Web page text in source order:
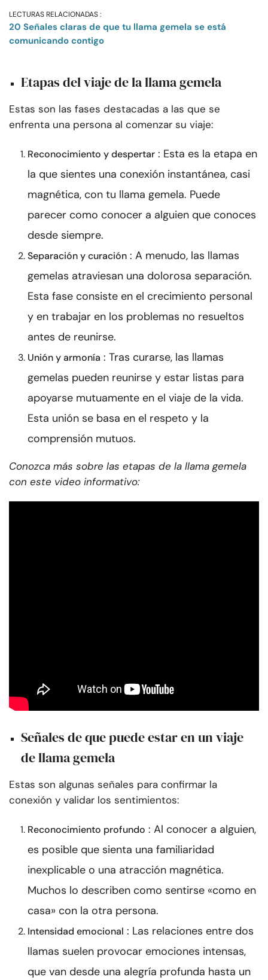
LECTURAS RELACIONADAS :
20 Señales claras de que tu llama gemela se está
comunicando contigo
Etapas del viaje de la llama gemela
Estas son las fases destacadas a las que se
enfrenta una persona al comenzar su viaje:
Reconocimiento y despertar : Esta es la etapa en
la que sientes una conexión instantánea, casi
magnética, con tu llama gemela. Puede
parecer como conocer a alguien que conoces
desde siempre.
Separación y curación : A menudo, las llamas
gemelas atraviesan una dolorosa separación.
Esta fase consiste en el crecimiento personal
y en trabajar en los problemas no resueltos
antes de reunirse.
Unión y armonía : Tras curarse, las llamas
gemelas pueden reunirse y estar listas para
apoyarse mutuamente en el viaje de la vida.
Esta unión se basa en el respeto y la
comprensión mutuos.
Conozca más sobre las etapas de la llama gemela
con este video informativo:
Señales de que puede estar en un viaje
de llama gemela
Estas son algunas señales para confirmar la
conexión y validar los sentimientos:
Reconocimiento profundo : Al conocer a alguien,
es posible que sienta una familiaridad
inexplicable o una atracción magnética.
Muchos lo describen como sentirse «como en
casa» con la otra persona.
Intensidad emocional : Las relaciones entre dos
llamas suelen provocar emociones intensas,
que van desde una alegría profunda hasta un